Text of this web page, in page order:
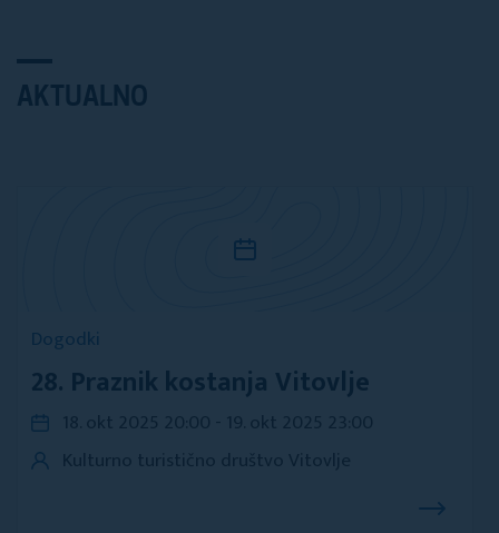
AKTUALNO
Dogodki
28. Praznik kostanja Vitovlje